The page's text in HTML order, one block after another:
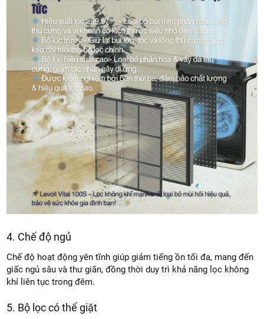
4. Chế độ ngủ
Chế độ hoạt động yên tĩnh giúp giảm tiếng ồn tối đa, mang đến
giấc ngủ sâu và thư giãn, đồng thời duy trì khả năng lọc không
khí liên tục trong đêm.
5. Bộ lọc có thể giặt